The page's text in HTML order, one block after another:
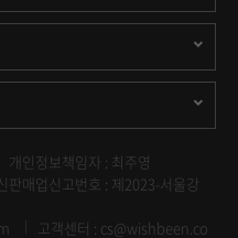
개인정보책임자 : 최주영
판매업신고번호 : 제2023-서울강
고객센터 : cs@wishbeen.co